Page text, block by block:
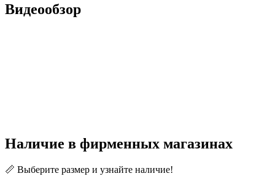
Видеообзор
Наличие в фирменных магазинах
📏 Выберите размер и узнайте наличие!